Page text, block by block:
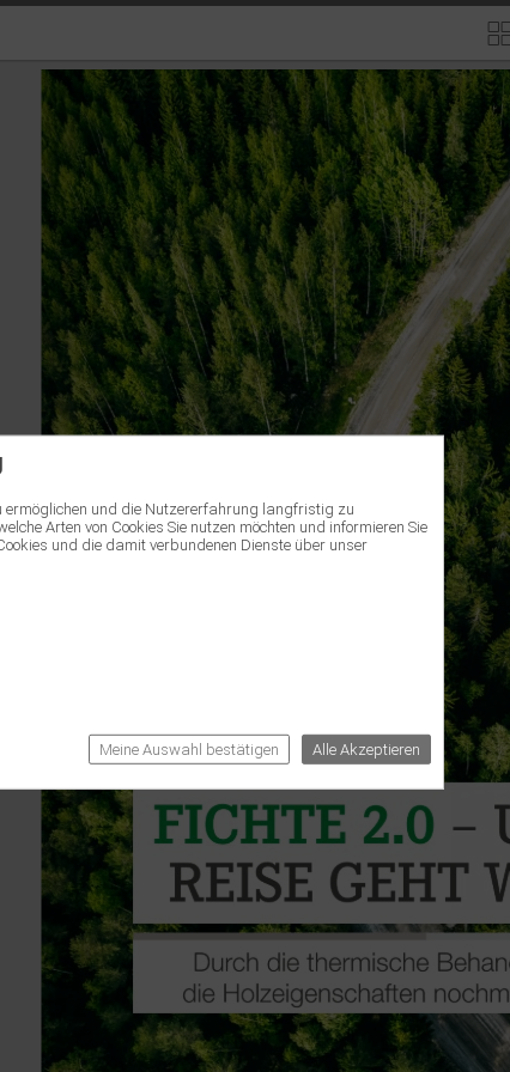
ermöglichen und die Nutzererfahrung langfristig zu
Arten von Cookies Sie nutzen möchten und informieren Sie
und die damit verbundenen Dienste über unser
Meine Auswahl bestätigen Alle Akzeptieren